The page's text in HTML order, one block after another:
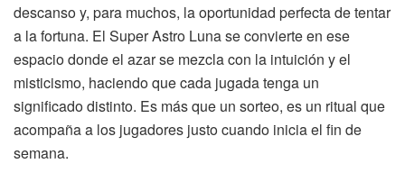
descanso y, para muchos, la oportunidad perfecta de tentar
a la fortuna. El Super Astro Luna se convierte en ese
espacio donde el azar se mezcla con la intuición y el
misticismo, haciendo que cada jugada tenga un
significado distinto. Es más que un sorteo, es un ritual que
acompaña a los jugadores justo cuando inicia el fin de
semana.